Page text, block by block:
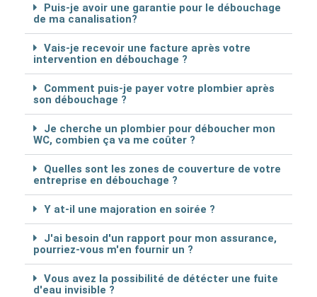
Puis-je avoir une garantie pour le débouchage
de ma canalisation?
Vais-je recevoir une facture après votre
intervention en débouchage ?
Comment puis-je payer votre plombier après
son débouchage ?
Je cherche un plombier pour déboucher mon
WC, combien ça va me coûter ?
Quelles sont les zones de couverture de votre
entreprise en débouchage ?
Y at-il une majoration en soirée ?
J'ai besoin d'un rapport pour mon assurance,
pourriez-vous m'en fournir un ?
Vous avez la possibilité de détécter une fuite
d'eau invisible ?